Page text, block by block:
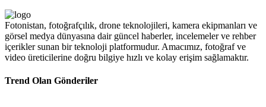
Fotonistan, fotoğrafçılık, drone teknolojileri, kamera ekipmanları ve
görsel medya dünyasına dair güncel haberler, incelemeler ve rehber
içerikler sunan bir teknoloji platformudur. Amacımız, fotoğraf ve
video üreticilerine doğru bilgiye hızlı ve kolay erişim sağlamaktır.
Trend Olan Gönderiler